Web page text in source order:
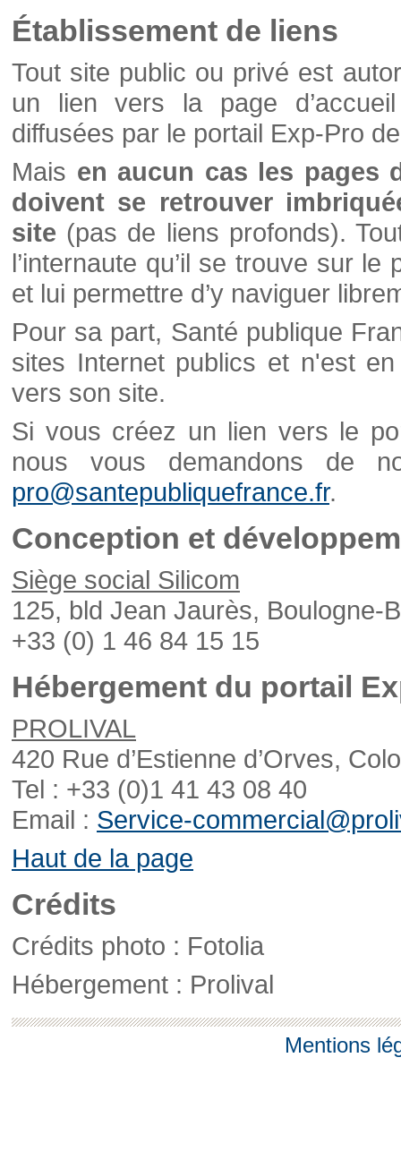
Établissement de liens
Tout site public ou privé est
un lien vers la page
diffusées par le portail Exp-Pro
Mais en aucun cas les pages
doivent se retrouver
site (pas de liens profonds).
l’internaute qu’il se trouve sur
et lui permettre d’y naviguer
Pour sa part, Santé publique
sites Internet publics et n'est
vers son site.
Si vous créez un lien vers le
nous vous demandons de
pro@santepubliquefrance.fr.
Conception et
Siège social Silicom
125, bld Jean Jaurès, Boulogne-
+33 (0) 1 46 84 15 15
Hébergement du portail
PROLIVAL
420 Rue d’Estienne d’Orves,
Tel : +33 (0)1 41 43 08 40
Email : Service-
Haut de la page
Crédits
Crédits photo : Fotolia
Hébergement : Prolival
Mentions